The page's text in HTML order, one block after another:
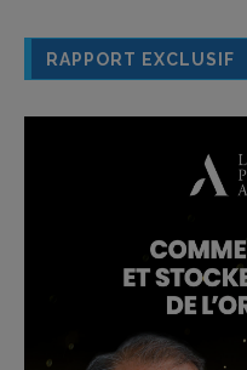
RAPPORT EXCLUSIF